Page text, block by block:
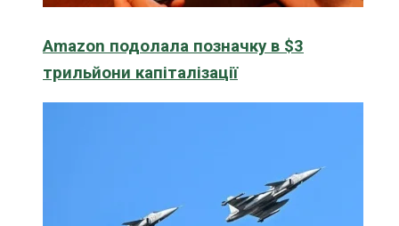
Amazon подолала позначку в $3
трильйони капіталізації